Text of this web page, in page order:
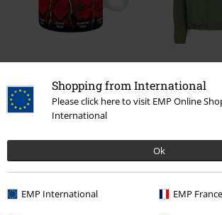
Shopping from International
Please click here to visit EMP Online
International
Ok
EMP International EMP France
Podělte se o váš názor "30".
Napsat hodnocení